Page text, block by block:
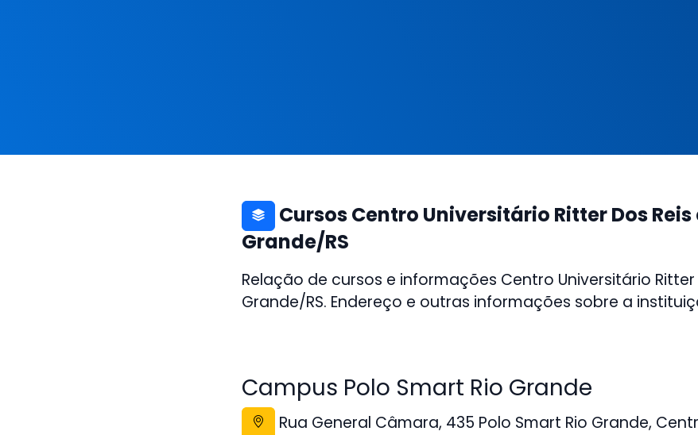
Cursos Centro Universitário Ritter Dos Reis
Grande/RS
Relação de cursos e informações Centro Universitário Ritter
Grande/RS. Endereço e outras informações sobre a
Campus Polo Smart Rio Grande
Rua General Câmara, 435 Polo Smart Rio Grande,